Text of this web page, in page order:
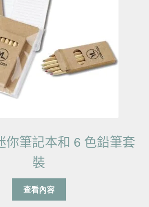
你筆記本和 6 色鉛筆套
裝
查看內容